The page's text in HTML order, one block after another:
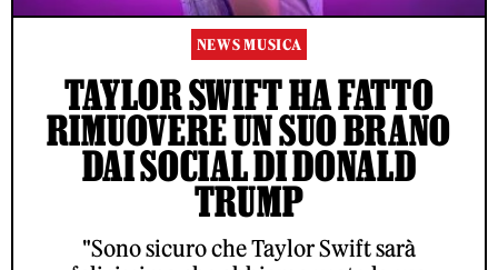
NEWS MUSICA
TAYLOR SWIFT HA FATTO
RIMUOVERE UN SUO BRANO
DAI SOCIAL DI DONALD
TRUMP
"Sono sicuro che Taylor Swift sarà